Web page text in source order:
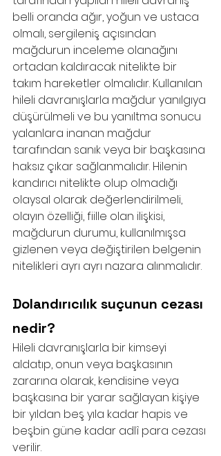
belli oranda ağır, yoğun ve ustaca
olmalı, sergileniş açısından
mağdurun inceleme olanağını
ortadan kaldıracak nitelikte bir
takım hareketler olmalıdır. Kullanılan
hileli davranışlarla mağdur yanılgıya
düşürülmeli ve bu yanıltma sonucu
yalanlara inanan mağdur
tarafından sanık veya bir başkasına
haksız çıkar sağlanmalıdır. Hilenin
kandırıcı nitelikte olup olmadığı
olaysal olarak değerlendirilmeli,
olayın özelliği, fiille olan ilişkisi,
mağdurun durumu, kullanılmışsa
gizlenen veya değiştirilen belgenin
nitelikleri ayrı ayrı nazara alınmalıdır.
Dolandırıcılık suçunun cezası
nedir?
Hileli davranışlarla bir kimseyi
aldatıp, onun veya başkasının
zararına olarak, kendisine veya
başkasına bir yarar sağlayan kişiye
bir yıldan beş yıla kadar hapis ve
beşbin güne kadar adlî para cezası
verilir.